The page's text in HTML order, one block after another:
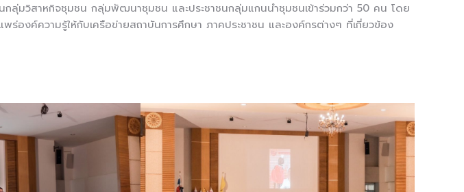
มวิสาหกิจชุมชน กลุ่มพัฒนาชุมชน และประชาชนกลุ่มแกนนำชุมชนเข้าร่วมกว่า 50 คน โดย
ร่องค์ความรู้ให้กับเครือข่ายสถาบันการศึกษา ภาคประชาชน และองค์กรต่างๆ ที่เกี่ยวข้อง